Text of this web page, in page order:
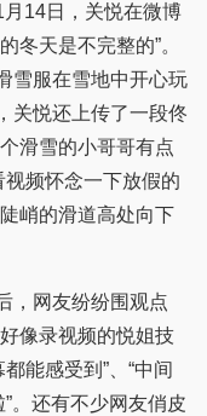
冬天是不完整的”。
雪服在雪地中开心玩
关悦还上传了一段佟
滑雪的小哥哥有点
视频怀念一下放假的
峭的滑道高处向下
网友纷纷围观点
像录视频的悦姐技
能感受到”、“中间
。还有不少网友俏皮